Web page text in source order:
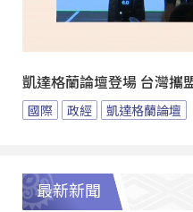
凱達格蘭論壇登場 台灣攜
國際 政經 凱達格蘭論壇
最新新聞